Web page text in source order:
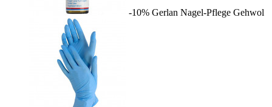
-10% Gerlan Nagel-Pflege Gehwol